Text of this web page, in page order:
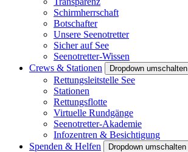
Schirmherrschaft
Botschafter
Unsere Seenotretter
Sicher auf See
Seenotretter-Wissen
Crews & Stationen
Dropdown umschalten
Rettungsleitstelle See
Stationen
Rettungsflotte
Virtuelle Rundgänge
Seenotretter-Akademie
Infozentren & Besichtigung
Spenden & Helfen
Dropdown umschalten